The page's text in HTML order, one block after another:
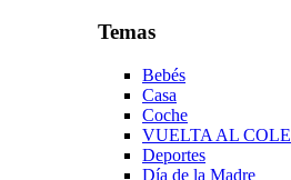
Temas
Bebés
Casa
Coche
VUELTA AL COLE
Deportes
Día de la Madre